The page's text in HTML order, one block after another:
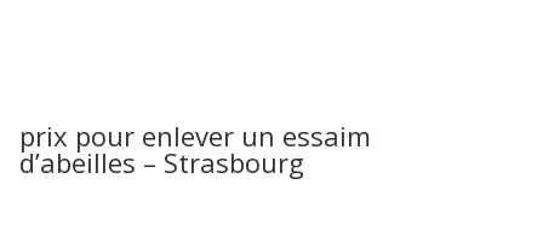
prix pour enlever un essaim
d’abeilles – Strasbourg